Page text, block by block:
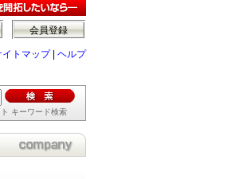
会員登録
イトマップ| ヘルプ
キーワード検索